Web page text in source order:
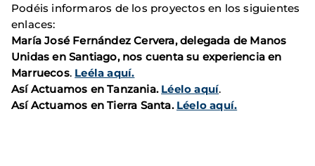
Podéis informaros de los proyectos en los siguientes
enlaces:
María José Fernández Cervera, delegada de Manos
Unidas en Santiago, nos cuenta su experiencia en
Marruecos. Leéla aquí.
Así Actuamos en Tanzania. Léelo aquí.
Así Actuamos en Tierra Santa. Léelo aquí.